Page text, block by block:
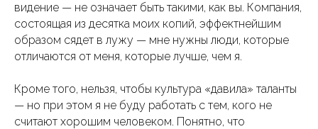
видение — не означает быть такими, как вы. Компания,
состоящая из десятка моих копий, эффектнейшим
образом сядет в лужу — мне нужны люди, которые
отличаются от меня, которые лучше, чем я.
Кроме того, нельзя, чтобы культура «давила» таланты
— но при этом я не буду работать с тем, кого не
считают хорошим человеком. Понятно, что